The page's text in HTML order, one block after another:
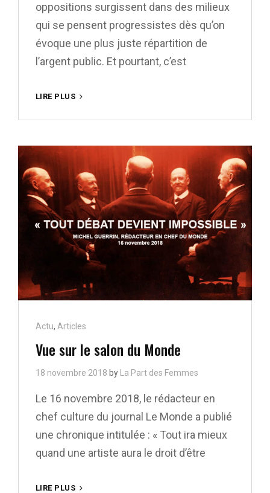
oppositions surgissent dans des milieux
qui se pensent progressistes dès qu’on
évoque une plus juste répartition de
l’argent public. Et pourtant, c’est
LIRE PLUS
LA
DES
CLUB
?
Cat
Links
Actu, Articles
Vue sur le salon du Monde
18 novembre 2018 by La Part des Femmes
Le 16 novembre 2018, le rédacteur en
chef culture du journal Le Monde a publié
une chronique intitulée : « Tout ira mieux
quand une artiste aura le droit d’être
LIRE PLUS